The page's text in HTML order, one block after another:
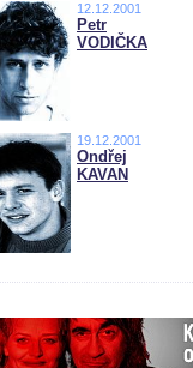
12.12.2001
Petr
VODIČKA
19.12.2001
Ondřej
KAVAN